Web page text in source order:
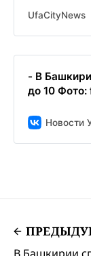
UfaCityNews
- В
до 10
Новости